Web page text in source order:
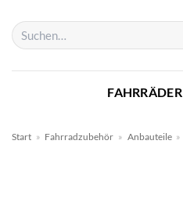
Inhalt
springen
Suchen
nach:
FAHRRÄDER
Start » Fahrradzubehör » Anbauteile »